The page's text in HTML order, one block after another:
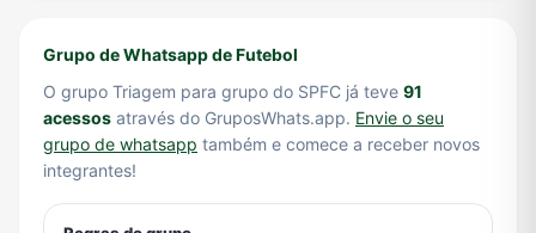
Grupo de Whatsapp de Futebol
O grupo Triagem para grupo do SPFC já teve 91
acessos através do GruposWhats.app. Envie o seu
grupo de whatsapp também e comece a receber novos
integrantes!